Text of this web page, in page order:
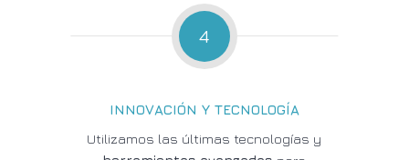
4
INNOVACIÓN Y TECNOLOGÍA
Utilizamos las últimas tecnologías y